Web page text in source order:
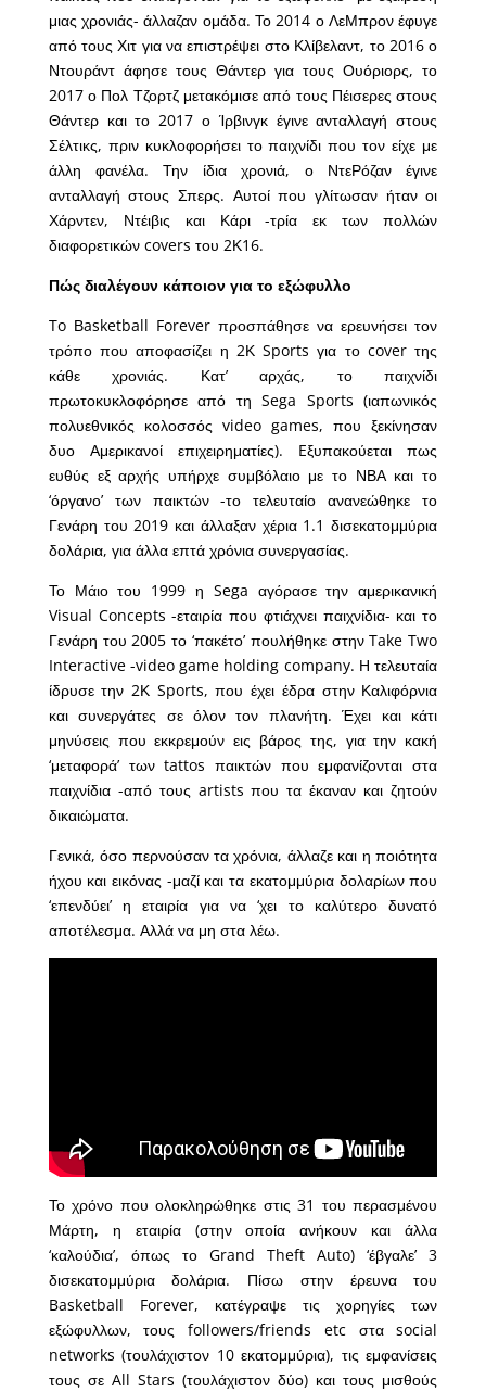
μιας χρονιάς- άλλαζαν ομάδα. Το 2014 ο ΛεΜπρον έφυγε
από τους Χιτ για να επιστρέψει στο Κλίβελαντ, το 2016 ο
Ντουράντ άφησε τους Θάντερ για τους Ουόριορς, το
2017 ο Πολ Τζορτζ μετακόμισε από τους Πέισερες στους
Θάντερ και το 2017 ο Ίρβινγκ έγινε ανταλλαγή στους
Σέλτικς, πριν κυκλοφορήσει το παιχνίδι που τον είχε με
άλλη φανέλα. Την ίδια χρονιά, ο ΝτεΡόζαν έγινε
ανταλλαγή στους Σπερς. Αυτοί που γλίτωσαν ήταν οι
Χάρντεν, Ντέιβις και Κάρι -τρία εκ των πολλών
διαφορετικών covers του 2Κ16.
Πώς διαλέγουν κάποιον για το εξώφυλλο
To Βasketball Forever προσπάθησε να ερευνήσει τον
τρόπο που αποφασίζει η 2Κ Sports για το cover της
κάθε χρονιάς. Κατ’ αρχάς, το παιχνίδι
πρωτοκυκλοφόρησε από τη Sega Sports (ιαπωνικός
πολυεθνικός κολοσσός video games, που ξεκίνησαν
δυο Αμερικανοί επιχειρηματίες). Eξυπακούεται πως
ευθύς εξ αρχής υπήρχε συμβόλαιο με το ΝΒΑ και το
‘όργανο’ των παικτών -το τελευταίο ανανεώθηκε το
Γενάρη του 2019 και άλλαξαν χέρια 1.1 δισεκατομμύρια
δολάρια, για άλλα επτά χρόνια συνεργασίας.
Το Μάιο του 1999 η Sega αγόρασε την αμερικανική
Visual Concepts -εταιρία που φτιάχνει παιχνίδια- και το
Γενάρη του 2005 το ‘πακέτο’ πουλήθηκε στην Take Two
Interactive -video game holding company. Η τελευταία
ίδρυσε την 2Κ Sports, που έχει έδρα στην Καλιφόρνια
και συνεργάτες σε όλον τον πλανήτη. Έχει και κάτι
μηνύσεις που εκκρεμούν εις βάρος της, για την κακή
‘μεταφορά’ των tattos παικτών που εμφανίζονται στα
παιχνίδια -από τους artists που τα έκαναν και ζητούν
δικαιώματα.
Γενικά, όσο περνούσαν τα χρόνια, άλλαζε και η ποιότητα
ήχου και εικόνας -μαζί και τα εκατομμύρια δολαρίων που
‘επενδύει’ η εταιρία για να ‘χει το καλύτερο δυνατό
αποτέλεσμα. Αλλά να μη στα λέω.
Το χρόνο που ολοκληρώθηκε στις 31 του περασμένου
Μάρτη, η εταιρία (στην οποία ανήκουν και άλλα
‘καλούδια’, όπως το Grand Theft Auto) ‘έβγαλε’ 3
δισεκατομμύρια δολάρια. Πίσω στην έρευνα του
Basketball Forever, κατέγραψε τις χορηγίες των
εξώφυλλων, τους followers/friends etc στα social
networks (τουλάχιστον 10 εκατομμύρια), τις εμφανίσεις
τους σε All Stars (τουλάχιστον δύο) και τους μισθούς